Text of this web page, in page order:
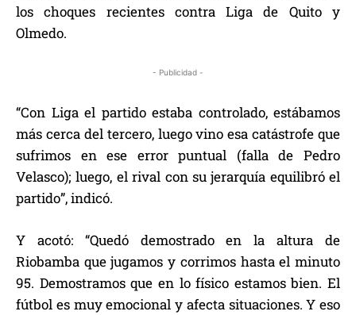
los choques recientes contra Liga de Quito y
Olmedo.
- Publicidad -
“Con Liga el partido estaba controlado, estábamos
más cerca del tercero, luego vino esa catástrofe que
sufrimos en ese error puntual (falla de Pedro
Velasco); luego, el rival con su jerarquía equilibró el
partido”, indicó.
Y acotó: “Quedó demostrado en la altura de
Riobamba que jugamos y corrimos hasta el minuto
95. Demostramos que en lo físico estamos bien. El
fútbol es muy emocional y afecta situaciones. Y eso